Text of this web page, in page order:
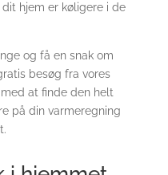
hjem er køligere i de
og få en snak om
besøg fra vores
at finde den helt
på din varmeregning